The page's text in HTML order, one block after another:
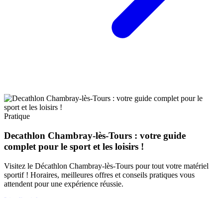
Pratique
Decathlon Chambray-lès-Tours : votre guide
complet pour le sport et les loisirs !
Visitez le Décathlon Chambray-lès-Tours pour tout votre matériel
sportif ! Horaires, meilleures offres et conseils pratiques vous
attendent pour une expérience réussie.